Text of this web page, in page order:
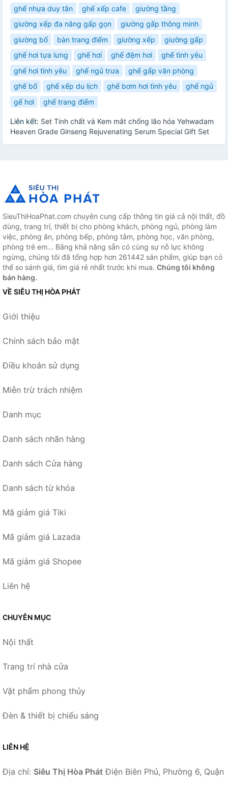
ghế nhựa duy tân
ghế xếp cafe
giường tầng
giường xếp đa năng gấp gọn
giường gấp thông minh
giường bố
bàn trang điểm giường xếp
giường gấp
ghế hơi tựa lưng
ghế hơi ghế đệm hơi
ghế tình yêu
ghế hơi tình yêu
ghế ngủ trưa
ghế gấp văn phòng
ghế bố
ghế xếp du lịch ghế bơm hơi tình yêu
ghế ngủ
gế hơi
ghế trang điểm
Liên kết: Set Tinh chất và Kem mắt chống lão hóa Yehwadam
Heaven Grade Ginseng Rejuvenating Serum Special Gift Set
SieuThiHoaPhat.com chuyên cung cấp thông tin giá cả nội thất, đồ
dùng, trang trí, thiết bị cho phòng khách, phòng ngủ, phòng làm
việc, phòng ăn, phòng bếp, phòng tắm, phòng học, văn phòng,
phòng trẻ em... Bằng khả năng sẵn có cùng sự nỗ lực không
ngừng, chúng tôi đã tổng hợp hơn 261442 sản phẩm, giúp bạn có
thể so sánh giá, tìm giá rẻ nhất trước khi mua. Chúng tôi không
bán hàng.
VỀ SIÊU THỊ HÒA PHÁT
Giới thiệu
Chính sách bảo mật
Điều khoản sử dụng
Miễn trừ trách nhiệm
Danh mục
Danh sách nhãn hàng
Danh sách Cửa hàng
Danh sách từ khóa
Mã giảm giá Tiki
Mã giảm giá Lazada
Mã giảm giá Shopee
Liên hệ
CHUYÊN MỤC
Nội thất
Trang trí nhà cửa
Vật phẩm phong thủy
Đèn & thiết bị chiếu sáng
LIÊN HỆ
Địa chỉ: Siêu Thị Hòa Phát Điện Biên Phủ, Phường 6, Quận